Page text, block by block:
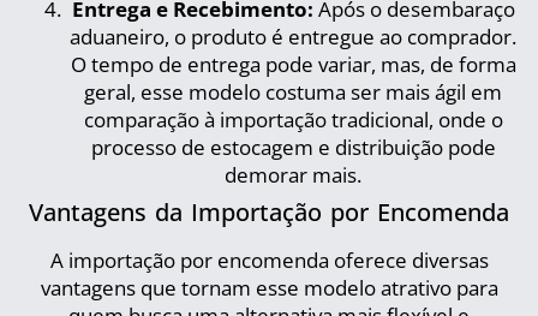
Entrega e Recebimento: Após o desembaraço
aduaneiro, o produto é entregue ao comprador.
O tempo de entrega pode variar, mas, de forma
geral, esse modelo costuma ser mais ágil em
comparação à importação tradicional, onde o
processo de estocagem e distribuição pode
demorar mais.
Vantagens da Importação por Encomenda
A importação por encomenda oferece diversas
vantagens que tornam esse modelo atrativo para